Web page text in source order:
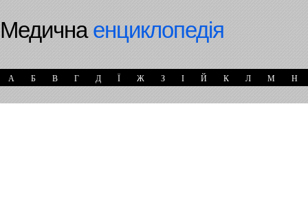
Медичнаенциклопедія
А Б В Г Д Ї Ж З І Й К Л М Н